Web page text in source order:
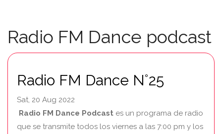
Radio FM Dance podcast
Radio FM Dance N°25
Sat, 20 Aug 2022
Radio FM Dance Podcast es un programa de radio
que se transmite todos los viernes a las 7:00 pm y los